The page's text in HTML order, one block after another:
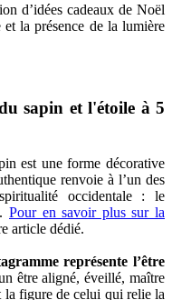
d’idées cadeaux de Noël
la présence de la lumière
sapin et l'étoile à 5
est une forme décorative
renvoie à l’un des
occidentale : le
Pour en savoir plus sur la
article dédié.
représente l’être
être aligné, éveillé, maître
la figure de celui qui relie la